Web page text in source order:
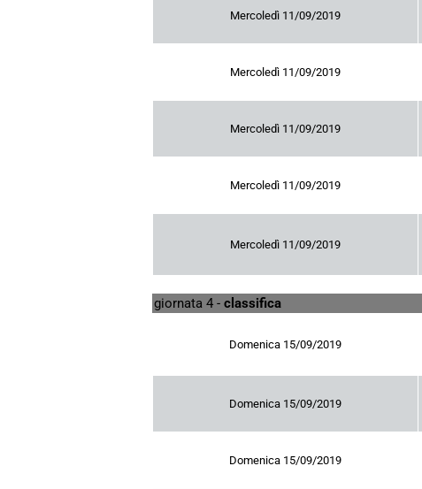
Mercoledì 11/09/2019
Mercoledì 11/09/2019
Mercoledì 11/09/2019
Mercoledì 11/09/2019
Mercoledì 11/09/2019
giornata 4 - classifica
Domenica 15/09/2019
Domenica 15/09/2019
Domenica 15/09/2019